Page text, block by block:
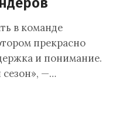
в команде
прекрасно
и понимание.
сезон», —…